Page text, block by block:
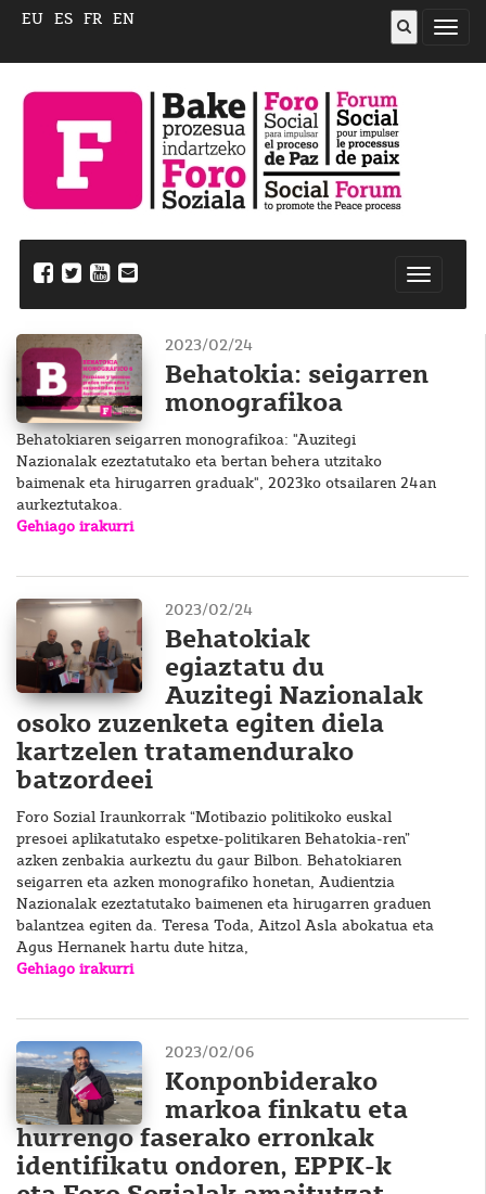
ireki
EU ES FR EN
2023/02/24
Behatokia: seigarren
monografikoa
Behatokiaren seigarren monografikoa: "Auzitegi
Nazionalak ezeztatutako eta bertan behera utzitako
baimenak eta hirugarren graduak", 2023ko otsailaren 24an
aurkeztutakoa.
Gehiago irakurri
2023/02/24
Behatokiak
egiaztatu du
Auzitegi Nazionalak
osoko zuzenketa egiten diela
kartzelen tratamendurako
batzordeei
Foro Sozial Iraunkorrak “Motibazio politikoko euskal
presoei aplikatutako espetxe-politikaren Behatokia-ren”
azken zenbakia aurkeztu du gaur Bilbon. Behatokiaren
seigarren eta azken monografiko honetan, Audientzia
Nazionalak ezeztatutako baimenen eta hirugarren graduen
balantzea egiten da. Teresa Toda, Aitzol Asla abokatua eta
Agus Hernanek hartu dute hitza,
Gehiago irakurri
2023/02/06
Konponbiderako
markoa finkatu eta
hurrengo faserako erronkak
identifikatu ondoren, EPPK-k